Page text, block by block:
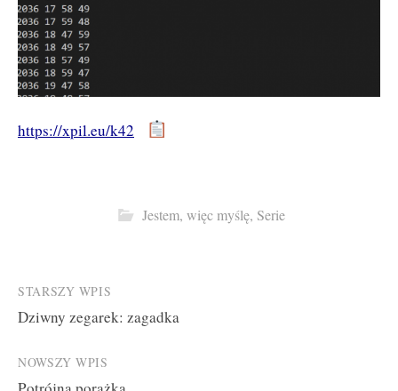
https://xpil.eu/k42
Jestem, więc myślę, Serie
Post
navigation
STARSZY WPIS
Dziwny zegarek: zagadka
NOWSZY WPIS